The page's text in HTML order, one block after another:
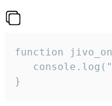
function
}